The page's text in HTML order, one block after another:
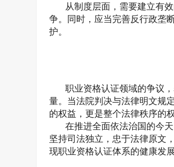
从制度层面，需要建立有
争。同时，应当完善反行政垄
护。
职业资格认证领域的争议
量。当法院判决与法律明文规
的权益，更是整个法律秩序的
在推进全面依法治国的今
坚持司法独立，忠于法律原文
现职业资格认证体系的健康发展